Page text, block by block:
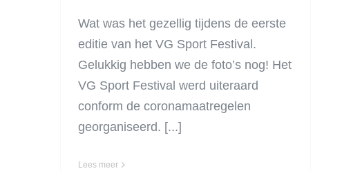
Wat was het gezellig tijdens de eerste
editie van het VG Sport Festival.
Gelukkig hebben we de foto’s nog! Het
VG Sport Festival werd uiteraard
conform de coronamaatregelen
georganiseerd. [...]
Lees meer